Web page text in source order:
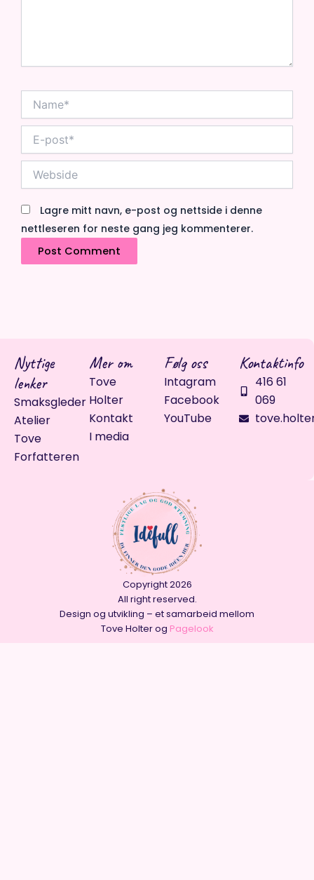
post*
Lagre mitt navn, e-post og nettside i denne
nettleseren for neste gang jeg kommenterer.
Copyright 2026
All right reserved.
Design og utvikling – et samarbeid mellom
Tove Holter og Pagelook
Nyttige
lenker
Smaksgleder
Atelier
Tove
Forfatteren
Mer om
Tove
Holter
Kontakt
I media
Følg oss
Intagram
Facebook
YouTube
Kontaktinfo
416 61
069